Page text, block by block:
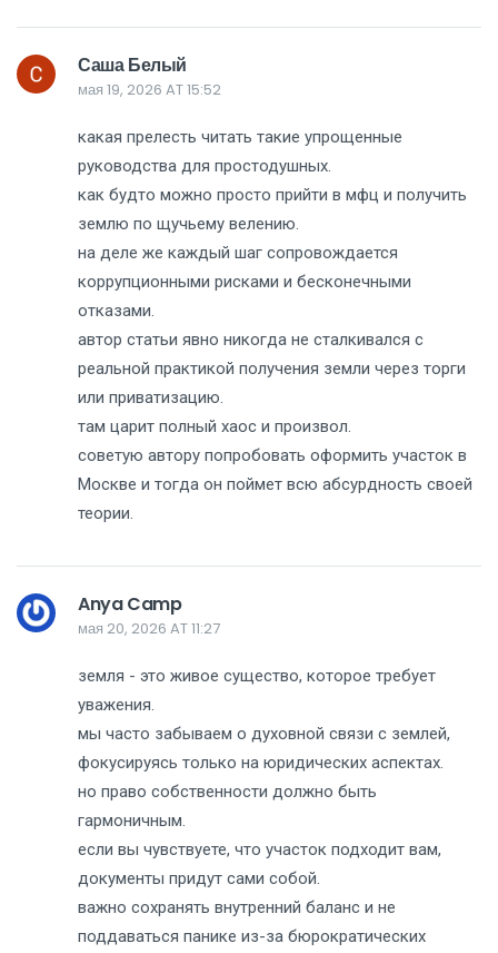
Саша Белый
мая 19, 2026 AT 15:52
какая прелесть читать такие упрощенные
руководства для простодушных.
как будто можно просто прийти в мфц и получить
землю по щучьему велению.
на деле же каждый шаг сопровождается
коррупционными рисками и бесконечными
отказами.
автор статьи явно никогда не сталкивался с
реальной практикой получения земли через торги
или приватизацию.
там царит полный хаос и произвол.
советую автору попробовать оформить участок в
Москве и тогда он поймет всю абсурдность своей
теории.
Anya Camp
мая 20, 2026 AT 11:27
земля - это живое существо, которое требует
уважения.
мы часто забываем о духовной связи с землей,
фокусируясь только на юридических аспектах.
но право собственности должно быть
гармоничным.
если вы чувствуете, что участок подходит вам,
документы придут сами собой.
важно сохранять внутренний баланс и не
поддаваться панике из-за бюрократических